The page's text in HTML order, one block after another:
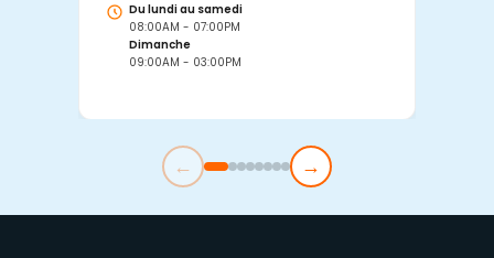
Du lundi au samedi
08:00AM - 07:00PM
Dimanche
09:00AM - 03:00PM
← →